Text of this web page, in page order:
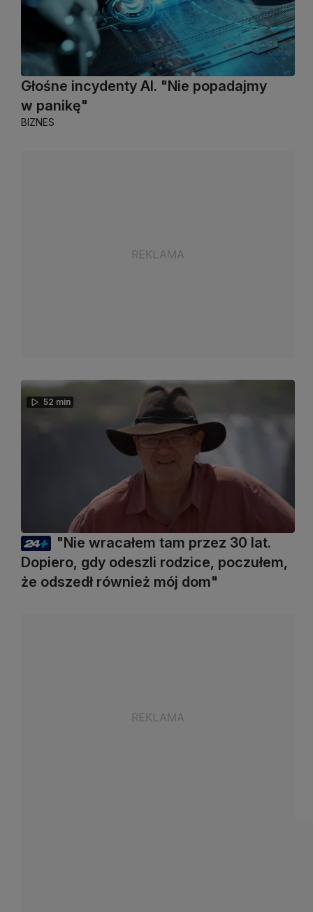
Głośne incydenty AI. "Nie popadajmy
w panikę"
BIZNES
52 min
"Nie wracałem tam przez 30 lat.
Dopiero, gdy odeszli rodzice, poczułem,
że odszedł również mój dom"